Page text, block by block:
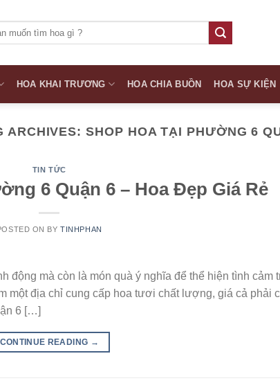
HOA KHAI TRƯƠNG HOA CHIA BUỒN HOA SỰ KIỆN
ARCHIVES:SHOP HOA TẠI PHƯỜNG 6
TIN TỨC
6 Quận 6 – Hoa Đẹp Giá Rẻ
ON BYTINHPHAN
động mà còn là món quà ý nghĩa để thể hiện tình cảm
một địa chỉ cung cấp hoa tươi chất lượng, giá cả phải
6 […]
CONTINUE READING →